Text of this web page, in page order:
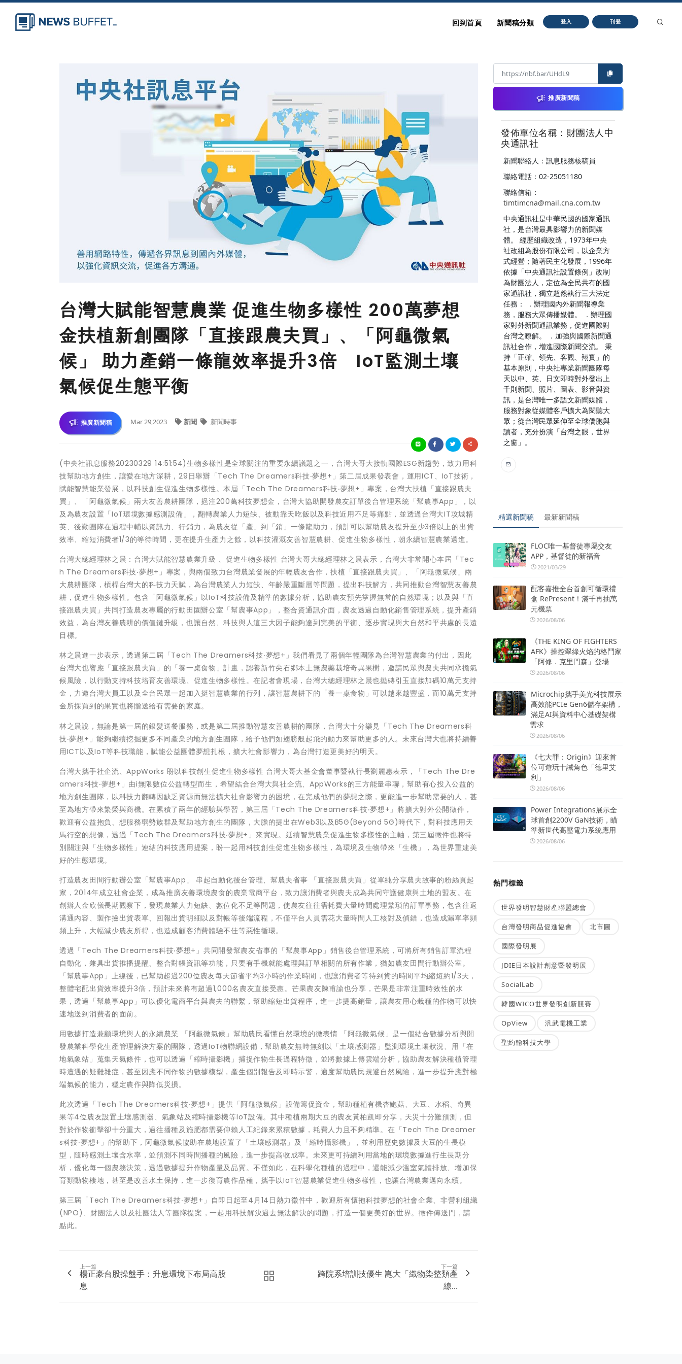
回到首頁 新聞稿分類 登入 刊登
台灣大賦能智慧農業 促進生物多樣性 200萬夢想
金扶植新創團隊「直接跟農夫買」、「阿龜微氣
候」 助力產銷一條龍效率提升3倍 IoT監測土壤
氣候促生態平衡
推廣新聞稿 Mar 29,2023 新聞 新聞時事
(中央社訊息服務20230329 14:51:54)生物多樣性是全球關注的重要永續議題之一，台灣大哥大接軌國際ESG新趨勢，致力用科
技幫助地方創生，讓愛在地方深耕，29日舉辦「Tech The Dreamers科技‧夢想+」第二屆成果發表會，運用ICT、IoT技術，
賦能智慧能業發展，以科技創生促進生物多樣性。本屆「Tech The Dreamers科技‧夢想+」專案，台灣大扶植「直接跟農夫
買」、「阿龜微氣候」兩大友善農耕團隊，挹注200萬科技夢想金，台灣大協助開發農友訂單後台管理系統「幫農事App」，以
及為農友設置「IoT環境數據感測設備」，翻轉農業人力短缺、被動靠天吃飯以及科技近用不足等痛點，並透過台灣大IT攻城精
英、後勤團隊在過程中輔以資訊力、行銷力，為農友從「產」到「銷」一條龍助力，預計可以幫助農友提升至少3倍以上的出貨
效率、縮短消費者1/3的等待時間，更在提升生產力之餘，以科技灌溉友善智慧農耕、促進生物多樣性，朝永續智慧農業邁進。
台灣大總經理林之晨：台灣大賦能智慧農業升級 、促進生物多樣性 台灣大哥大總經理林之晨表示，台灣大非常開心本屆「Tec
h The Dreamers科技‧夢想+」專案，與兩個致力台灣農業發展的年輕農友合作，扶植「直接跟農夫買」、「阿龜微氣候」兩
大農耕團隊，槓桿台灣大的科技力天賦，為台灣農業人力短缺、年齡嚴重斷層等問題，提出科技解方，共同推動台灣智慧友善農
耕，促進生物多樣性。包含「阿龜微氣候」以IoT科技設備及精準的數據分析，協助農友預先掌握無常的自然環境；以及與「直
接跟農夫買」共同打造農友專屬的行動田園辦公室「幫農事App」，整合資通訊介面，農友透過自動化銷售管理系統，提升產銷
效益，為台灣友善農耕的價值鏈升級，也讓自然、科技與人這三大因子能夠達到完美的平衡、逐步實現與大自然和平共處的長遠
目標。
林之晨進一步表示，透過第二屆「Tech The Dreamers科技‧夢想+」我們看見了兩個年輕團隊為台灣智慧農業的付出，因此
台灣大也響應「直接跟農夫買」的「養一桌食物」計畫，認養新竹尖石鄉本土無農藥栽培奇異果樹，邀請民眾與農夫共同承擔氣
候風險，以行動支持科技培育友善環境、促進生物多樣性。在記者會現場，台灣大總經理林之晨也拋磚引玉直接加碼10萬元支持
金，力邀台灣大員工以及全台民眾一起加入挺智慧農業的行列，讓智慧農耕下的「養一桌食物」可以越來越豐盛，而10萬元支持
金所採買到的果實也將贈送給有需要的家庭。
林之晨說，無論是第一屆的銀髮送餐服務，或是第二屆推動智慧友善農耕的團隊，台灣大十分樂見「Tech The Dreamers科
技‧夢想+」能夠繼續挖掘更多不同產業的地方創生團隊，給予他們如翅膀般起飛的動力來幫助更多的人。未來台灣大也將持續善
用ICT以及IoT等科技職能，賦能公益團體夢想扎根，擴大社會影響力，為台灣打造更美好的明天。
台灣大攜手社企流、AppWorks 盼以科技創生促進生物多樣性 台灣大哥大基金會董事暨執行長劉麗惠表示，「Tech The Dre
amers科技‧夢想+」由i無限數位公益轉型而生，希望結合台灣大與社企流、AppWorks的三方能量串聯，幫助有心投入公益的
地方創生團隊，以科技力翻轉因缺乏資源而無法擴大社會影響力的困境，在完成他們的夢想之際，更能進一步幫助需要的人，甚
至為地方帶來繁榮與商機。在累積了兩年的經驗與學習，第三屆「Tech The Dreamers科技‧夢想+」將擴大對外公開徵件，
歡迎有公益抱負、想服務弱勢族群及幫助地方創生的團隊，大膽的提出在Web3以及B5G(Beyond 5G)時代下，對科技應用天
馬行空的想像，透過「Tech The Dreamers科技‧夢想+」來實現。延續智慧農業促進生物多樣性的主軸，第三屆徵件也將特
別關注與「生物多樣性」連結的科技應用提案，盼一起用科技創生促進生物多樣性，為環境及生物帶來「生機」，為世界重建美
好的生態環境。
打造農友田間行動辦公室「幫農事App」 串起自動化後台管理、幫農夫省事 「直接跟農夫買」從單純分享農夫故事的粉絲頁起
家，2014年成立社會企業，成為推廣友善環境農食的農業電商平台，致力讓消費者與農夫成為共同守護健康與土地的盟友。在
創辦人金欣儀長期觀察下，發現農業人力短缺、數位化不足等問題，使農友往往需耗費大量時間處理繁瑣的訂單事務，包含往返
溝通內容、製作撿出貨表單、回報出貨明細以及對帳等後端流程，不僅平台人員需花大量時間人工核對及偵錯，也造成漏單率頻
頻上升，大幅減少農友所得，也造成顧客消費體驗不佳等惡性循環。
透過「Tech The Dreamers科技‧夢想+」共同開發幫農友省事的「幫農事App」銷售後台管理系統，可將所有銷售訂單流程
自動化，兼具出貨推播提醒、整合對帳資訊等功能，只要有手機就能處理與訂單相關的所有作業，猶如農友田間行動辦公室。
「幫農事App」上線後，已幫助超過200位農友每天節省平均3小時的作業時間，也讓消費者等待到貨的時間平均縮短約1/3天，
整體宅配出貨效率提升3倍，預計未來將有超過1,000名農友直接受惠。芒果農友陳甫諭也分享，芒果是非常注重時效性的水
果，透過「幫農事App」可以優化電商平台與農夫的聯繫，幫助縮短出貨程序，進一步提高銷量，讓農友用心栽種的作物可以快
速地送到消費者的面前。
用數據打造兼顧環境與人的永續農業 「阿龜微氣候」幫助農民看懂自然環境的微表情 「阿龜微氣候」是一個結合數據分析與開
發農業科學化生產管理解決方案的團隊，透過IoT物聯網設備，幫助農友無時無刻以「土壤感測器」監測環境土壤狀況、用「在
地氣象站」蒐集天氣條件，也可以透過「縮時攝影機」捕捉作物生長過程特徵，並將數據上傳雲端分析，協助農友解決種植管理
時遭遇的疑難雜症，甚至因應不同作物的數據模型，產生個別報告及即時示警，適度幫助農民規避自然風險，進一步提升應對極
端氣候的能力，穩定農作與降低災損。
此次透過「Tech The Dreamers科技‧夢想+」提供「阿龜微氣候」設備籌促資金，幫助種植有機杏鮑菇、大豆、水稻、奇異
果等4位農友設置土壤感測器、氣象站及縮時攝影機等IoT設備。其中種植兩期大豆的農友黃柏凱即分享，天災十分難預測，但
對於作物衝擊卻十分重大，過往播種及施肥都需要仰賴人工紀錄來累積數據，耗費人力且不夠精準。在「Tech The Dreamer
s科技‧夢想+」的幫助下，阿龜微氣候協助在農地設置了「土壤感測器」及「縮時攝影機」，並利用歷史數據及大豆的生長模
型，隨時感測土壤含水率，並預測不同時間播種的風險，進一步提高收成率。未來更可持續利用當地的環境數據進行生長期分
析，優化每一個農務決策，透過數據提升作物產量及品質。不僅如此，在科學化種植的過程中，還能減少溫室氣體排放、增加保
育類動物棲地，甚至是改善水土保持，進一步復育農作品種，攜手以IoT智慧農業促進生物多樣性，也讓台灣農業邁向永續。
第三屆「Tech The Dreamers科技‧夢想+」自即日起至4月14日熱力徵件中，歡迎所有懷抱科技夢想的社會企業、非營利組織
(NPO)、財團法人以及社團法人等團隊提案，一起用科技解決過去無法解決的問題，打造一個更美好的世界。徵件傳送門，請
點此。
上一篇
楊正豪台股操盤手：升息環境下布局高股
息
下一篇
跨院系培訓技優生 崑大「織物染整類產
線...
推廣新聞稿
發佈單位名稱：財團法人中
央通訊社
新聞聯絡人：訊息服務核稿員
聯絡電話：02-25051180
聯絡信箱：
timtimcna@mail.cna.com.tw
中央通訊社是中華民國的國家通訊
社，是台灣最具影響力的新聞媒
體。 經歷組織改造，1973年中央
社改組為股份有限公司，以企業方
式經營；隨著民主化發展，1996年
依據「中央通訊社設置條例」改制
為財團法人，定位為全民共有的國
家通訊社，獨立超然執行三大法定
任務： ．辦理國內外新聞報導業
務，服務大眾傳播媒體。 ．辦理國
家對外新聞通訊業務，促進國際對
台灣之瞭解。 ．加強與國際新聞通
訊社合作，增進國際新聞交流。 秉
持「正確、領先、客觀、翔實」的
基本原則，中央社專業新聞團隊每
天以中、英、日文即時對外發出上
千則新聞、照片、圖表、影音與資
訊，是台灣唯一多語文新聞媒體，
服務對象從媒體客戶擴大為閱聽大
眾；從台灣民眾延伸至全球僑胞與
讀者，充分扮演「台灣之眼，世界
之窗」。
精選新聞稿 最新新聞稿
FLOC唯一基督徒專屬交友
APP，基督徒的新福音
2021/03/29
配客嘉推全台首創可循環禮
盒 RePresent！滿千再抽萬
元機票
2026/08/06
《THE KING OF FIGHTERS
AFK》操控翠綠火焰的格鬥家
「阿修．克里門森」登場
2026/08/06
Microchip攜手美光科技展示
高效能PCIe Gen6儲存架構，
滿足AI與資料中心基礎架構
需求
2026/08/06
《七大罪：Origin》迎來首
位可遊玩十誡角色「德里艾
利」
2026/08/06
Power Integrations展示全
球首創2200V GaN技術，瞄
準新世代高壓電力系統應用
2026/08/06
熱門標籤
世界發明智慧財產聯盟總會
台灣發明商品促進協會 北市圖
國際發明展
JDIE日本設計創意暨發明展
SocialLab
韓國WICO世界發明創新競賽
OpView 汎武電機工業
聖約翰科技大學